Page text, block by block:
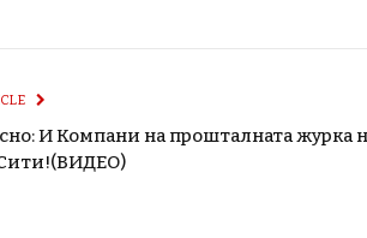
И Компани на прошталната журка